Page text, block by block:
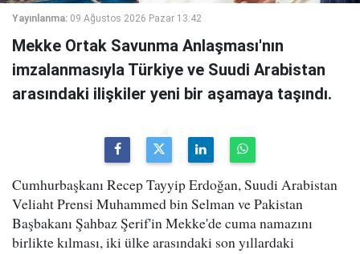
Yayınlanma: 09 Ağustos 2026 Pazar 13:42
Mekke Ortak Savunma Anlaşması'nın
imzalanmasıyla Türkiye ve Suudi Arabistan
arasındaki ilişkiler yeni bir aşamaya taşındı.
Cumhurbaşkanı Recep Tayyip Erdoğan, Suudi Arabistan
Veliaht Prensi Muhammed bin Selman ve Pakistan
Başbakanı Şahbaz Şerif'in Mekke'de cuma namazını
birlikte kılması, iki ülke arasındaki son yıllardaki